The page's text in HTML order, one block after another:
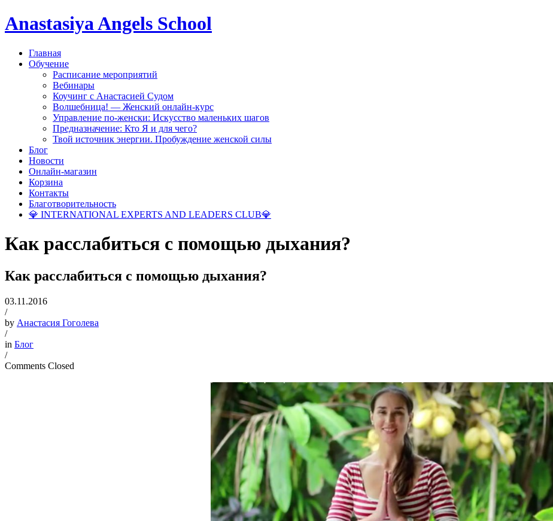
Anastasiya Angels School
Главная
Обучение
Расписание мероприятий
Вебинары
Коучинг с Анастасией Судом
Волшебница! — Женский онлайн-курс
Управление по-женски: Искусство маленьких шагов
Предназначение: Кто Я и для чего?
Твой источник энергии. Пробуждение женской силы
Блог
Новости
Онлайн-магазин
Корзина
Контакты
Благотворительность
💎 INTERNATIONAL EXPERTS AND LEADERS CLUB💎
Как расслабиться с помощью дыхания?
Как расслабиться с помощью дыхания?
03.11.2016
/
by Анастасия Гоголева
/
in Блог
/
Comments Closed